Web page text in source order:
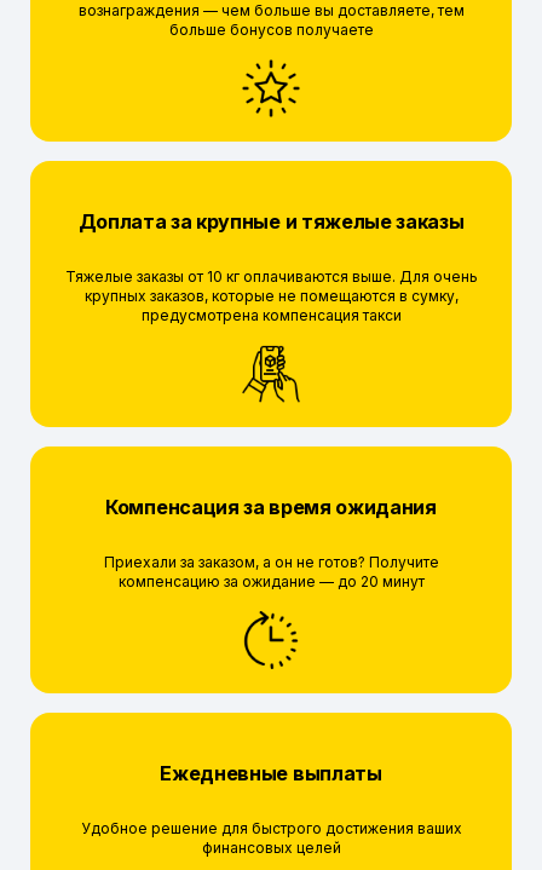
вознаграждения — чем больше вы доставляете, тем
больше бонусов получаете
Доплата за крупные и тяжелые заказы
Тяжелые заказы от 10 кг оплачиваются выше. Для очень
крупных заказов, которые не помещаются в сумку,
предусмотрена компенсация такси
Компенсация за время ожидания
Приехали за заказом, а он не готов? Получите
компенсацию за ожидание — до 20 минут
Ежедневные выплаты
Удобное решение для быстрого достижения ваших
финансовых целей